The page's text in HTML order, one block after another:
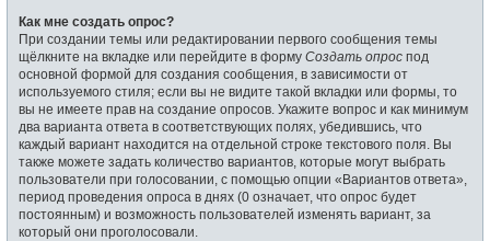
Как мне создать опрос?
При создании темы или редактировании первого сообщения темы
щёлкните на вкладке или перейдите в форму Создать опрос под
основной формой для создания сообщения, в зависимости от
используемого стиля; если вы не видите такой вкладки или формы, то
вы не имеете прав на создание опросов. Укажите вопрос и как минимум
два варианта ответа в соответствующих полях, убедившись, что
каждый вариант находится на отдельной строке текстового поля. Вы
также можете задать количество вариантов, которые могут выбрать
пользователи при голосовании, с помощью опции «Вариантов ответа»,
период проведения опроса в днях (0 означает, что опрос будет
постоянным) и возможность пользователей изменять вариант, за
который они проголосовали.